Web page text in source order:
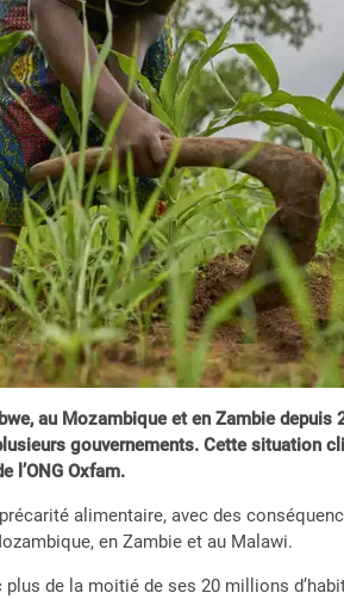
au Mozambique et en Zambie depuis
gouvernements. Cette situation
l’ONG Oxfam.
alimentaire, avec des
en Zambie et au Malawi.
de la moitié de ses 20 millions